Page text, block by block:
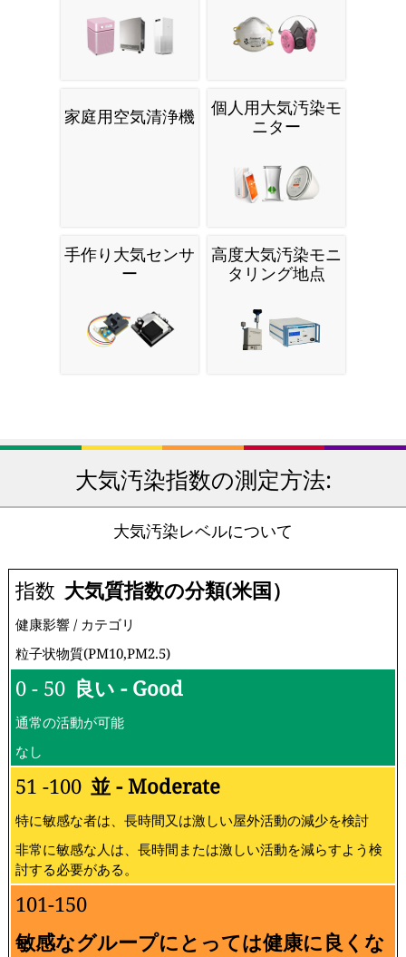
家庭用空気清浄機
個人用大気汚染モ
ニター
手作り大気センサ
ー
高度大気汚染モニ
タリング地点
大気汚染指数の測定方法:
大気汚染レベルについて
指数 大気質指数の分類(米国）
健康影響 / カテゴリ
粒子状物質(PM10,PM2.5)
0 - 50 良い - Good
通常の活動が可能
なし
51 -100 並 - Moderate
特に敏感な者は、長時間又は激しい屋外活動の減少を検討
非常に敏感な人は、長時間または激しい活動を減らすよう検
討する必要がある。
101-150
敏感なグループにとっては健康に良くな